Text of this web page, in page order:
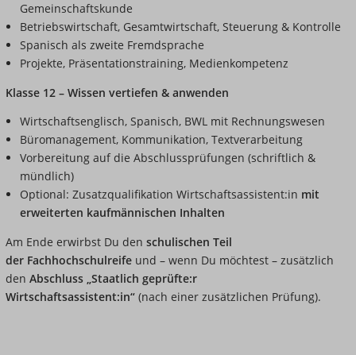
Gemeinschaftskunde
Betriebswirtschaft, Gesamtwirtschaft, Steuerung & Kontrolle
Spanisch als zweite Fremdsprache
Projekte, Präsentationstraining, Medienkompetenz
Klasse 12 – Wissen vertiefen & anwenden
Wirtschaftsenglisch, Spanisch, BWL mit Rechnungswesen
Büromanagement, Kommunikation, Textverarbeitung
Vorbereitung auf die Abschlussprüfungen (schriftlich &
mündlich)
Optional: Zusatzqualifikation Wirtschaftsassistent:in mit
erweiterten kaufmännischen Inhalten
Am Ende erwirbst Du den schulischen Teil
der Fachhochschulreife und – wenn Du möchtest – zusätzlich
den Abschluss „Staatlich geprüfte:r
Wirtschaftsassistent:in“ (nach einer zusätzlichen Prüfung).